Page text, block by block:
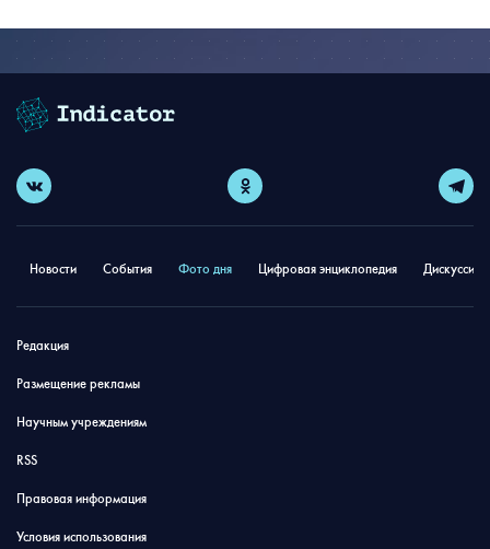
Новости События Фото дня Цифровая энциклопедия
Редакция
Размещение рекламы
Научным учреждениям
RSS
Правовая информация
Условия использования